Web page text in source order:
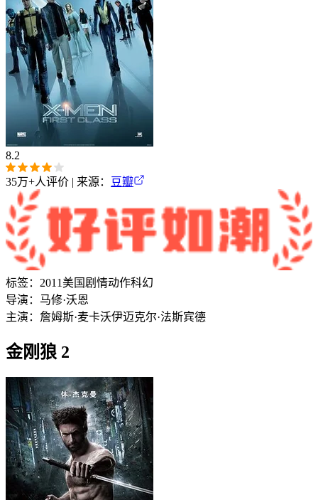
8.2
35万+人评价 | 来源： 豆瓣
标签： 2011美国 剧情动作科幻
导演： 马修·沃恩
主演： 詹姆斯·麦卡沃伊迈克尔·法斯宾德
金刚狼 2